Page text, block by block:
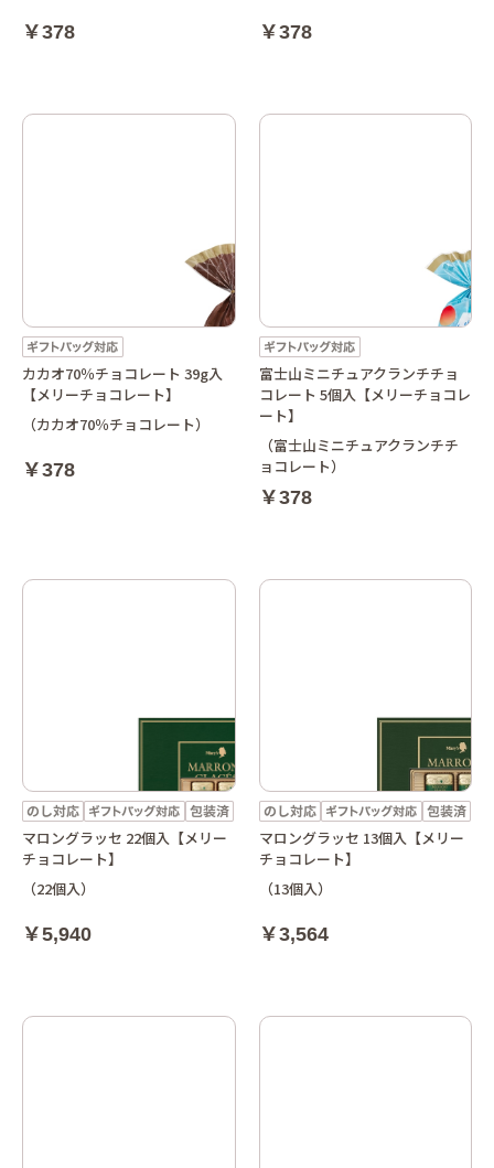
￥378 ￥378
カカオ70％チョコレート 39g入
【メリーチョコレート】
（カカオ70％チョコレート）
￥378
富士山ミニチュアクランチチョ
コレート 5個入【メリーチョコレ
ート】
（富士山ミニチュアクランチチ
ョコレート）
￥378
マロングラッセ 22個入【メリー
チョコレート】
（22個入）
￥5,940
マロングラッセ 13個入【メリー
チョコレート】
（13個入）
￥3,564